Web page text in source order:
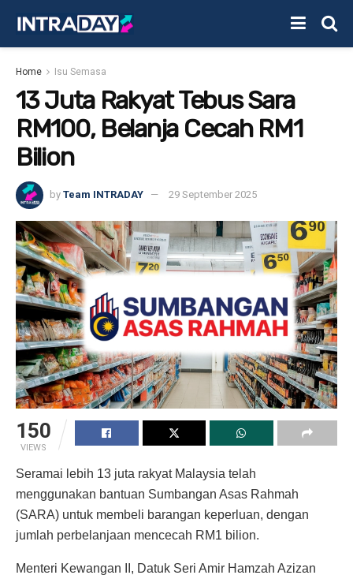
Home Isu Semasa
13 Juta Rakyat Tebus Sara
RM100, Belanja Cecah RM1
Bilion
by Team INTRADAY 29 September 2025
150
VIEWS
Seramai lebih 13 juta rakyat Malaysia telah
menggunakan bantuan Sumbangan Asas Rahmah
(SARA) untuk membeli barangan keperluan, dengan
jumlah perbelanjaan mencecah RM1 bilion.
Menteri Kewangan II, Datuk Seri Amir Hamzah Azizan